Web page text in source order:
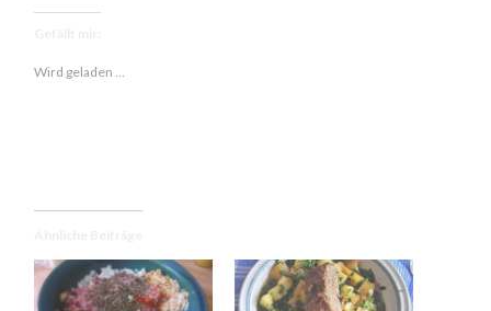
Wird geladen …